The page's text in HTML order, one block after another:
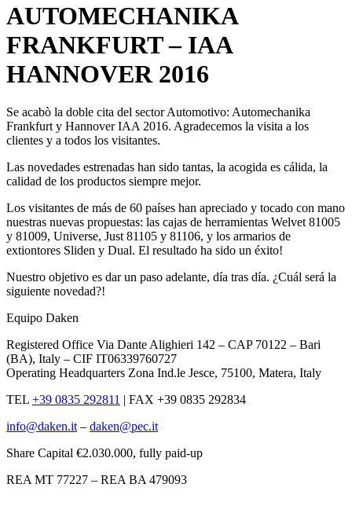
AUTOMECHANIKA
FRANKFURT – IAA
HANNOVER 2016
Se acabò la doble cita del sector Automotivo: Automechanika
Frankfurt y Hannover IAA 2016. Agradecemos la visita a los
clientes y a todos los visitantes.
Las novedades estrenadas han sido tantas, la acogida es cálida, la
calidad de los productos siempre mejor.
Los visitantes de más de 60 países han apreciado y tocado con mano
nuestras nuevas propuestas: las cajas de herramientas Welvet 81005
y 81009, Universe, Just 81105 y 81106, y los armarios de
extiontores Sliden y Dual. El resultado ha sido un éxito!
Nuestro objetivo es dar un paso adelante, día tras día. ¿Cuál será la
siguiente novedad?!
Equipo Daken
Registered Office Via Dante Alighieri 142 – CAP 70122 – Bari
(BA), Italy – CIF IT06339760727
Operating Headquarters Zona Ind.le Jesce, 75100, Matera, Italy
TEL +39 0835 292811 | FAX +39 0835 292834
info@daken.it – daken@pec.it
Share Capital €2.030.000, fully paid-up
REA MT 77227 – REA BA 479093